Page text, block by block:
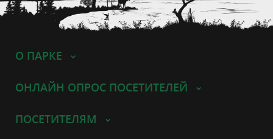
О ПАРКЕ
ОНЛАЙН ОПРОС ПОСЕТИТЕЛЕЙ
ПОСЕТИТЕЛЯМ